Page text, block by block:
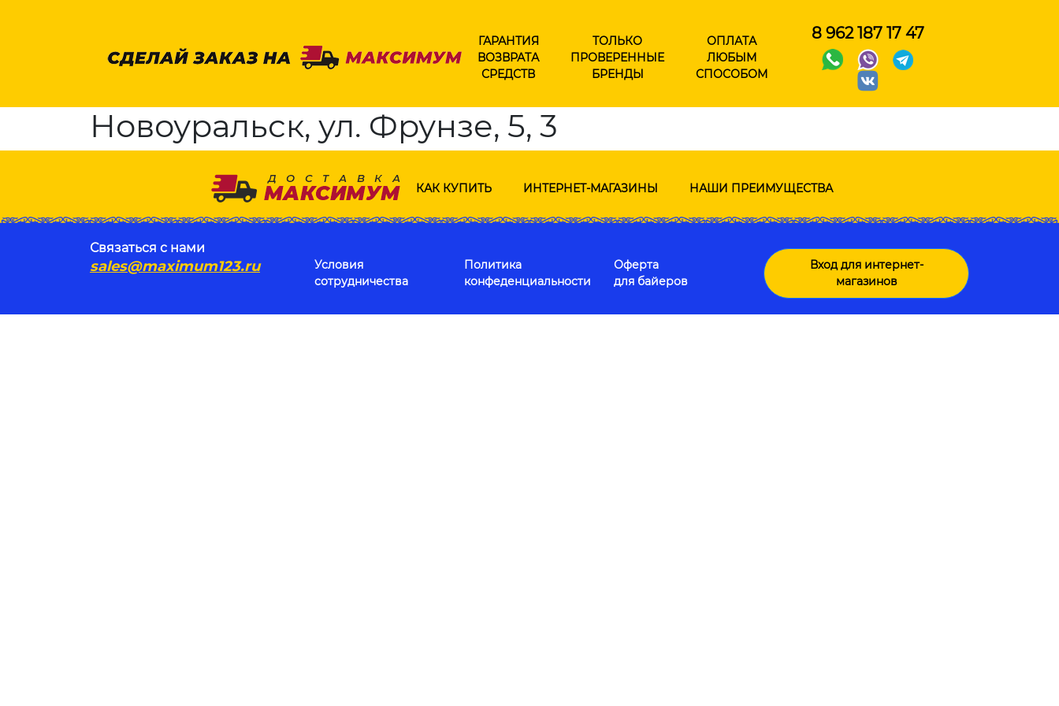
ГАРАНТИЯ
ВОЗВРАТА
СРЕДСТВ
ТОЛЬКО
ПРОВЕРЕННЫЕ
БРЕНДЫ
ОПЛАТА
ЛЮБЫМ
СПОСОБОМ
8 962 187 17 47
Новоуральск, ул. Фрунзе, 5, 3
КАК КУПИТЬ ИНТЕРНЕТ-МАГАЗИНЫ НАШИ ПРЕИМУЩЕСТВА
Связаться с нами
sales@maximum123.ru
Условия
сотрудничества
Политика
конфеденциальности
Оферта
для байеров
Вход для интернет-
магазинов